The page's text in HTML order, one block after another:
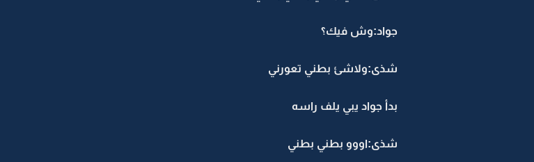
جواد:وش فيك؟
شذى:ولاشئ بطني تعورني
بدأ جواد يبي يلف راسه
شذى:اووو بطني بطني